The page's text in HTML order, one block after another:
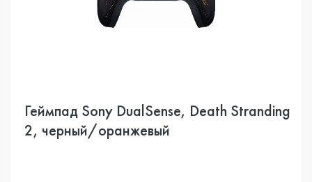
Геймпад Sony DualSense, Death Stranding
2, черный/оранжевый